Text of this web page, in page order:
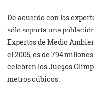
De acuerdo con los
sólo soporta una
Expertos de Medio
el 2005, es de 794
celebren los Juegos
metros cúbicos.